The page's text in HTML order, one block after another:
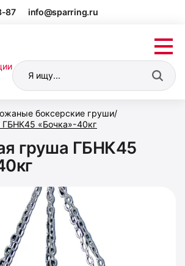
87 info@sparring.ru
Поиск
товаров
боксерские груши/
«Бочка»-40кг
груша ГБНК45